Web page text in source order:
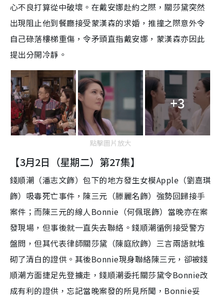
心不良打算從中破壞。在戴安娜赴約之際，關莎黛突然
出現阻止他到餐廳接受蒙漢森的求婚，推撞之際意外令
自己碌落樓梯重傷，令矛頭直指戴安娜，蒙漢森亦因此
提出分開冷靜。
+3
點擊圖片放大
【3月2日（星期二）第27集】
錢順潮（潘志文飾）包下的地方發生女模Apple（劉嘉琪
飾）吸毒死亡事件，陳三元（滕麗名飾）強勢回歸接手
案件；而陳三元的線人Bonnie（何佩珉飾）當晚亦在案
發現場，但事後就一直失去聯絡。錢順潮循例接受警方
盤問，但其代表律師關莎黛（陳庭欣飾）三言兩語就堆
砌了清白的證供。其後Bonnie現身聯絡陳三元，卻被錢
順潮方面捷足先登擄走，錢順潮委托關莎黛令Bonnie改
成有利的證供，忘記當晚案發的所見所聞，Bonnie妥